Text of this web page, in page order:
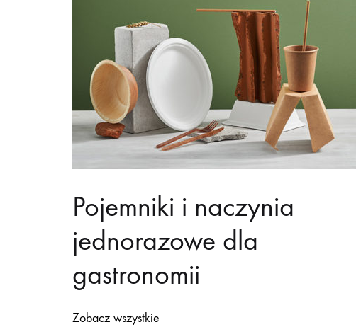
Pojemniki i naczynia
jednorazowe dla
gastronomii
Zobacz wszystkie